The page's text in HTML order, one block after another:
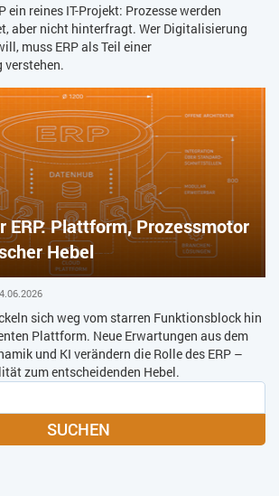
ein reines IT-Projekt: Prozesse werden
aber nicht hinterfragt. Wer Digitalisierung
muss ERP als Teil einer
verstehen.
ERP: Plattform, Prozessmotor
Hebel
sich weg vom starren Funktionsblock hin
Plattform. Neue Erwartungen aus dem
und KI verändern die Rolle des ERP –
zum entscheidenden Hebel.
SUCHEN